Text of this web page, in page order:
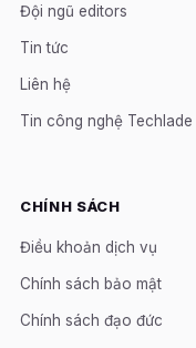
Đội ngũ editors
Tin tức
Liên hệ
Tin công nghệ Techlade
CHÍNH SÁCH
Điều khoản dịch vụ
Chính sách bảo mật
Chính sách đạo đức